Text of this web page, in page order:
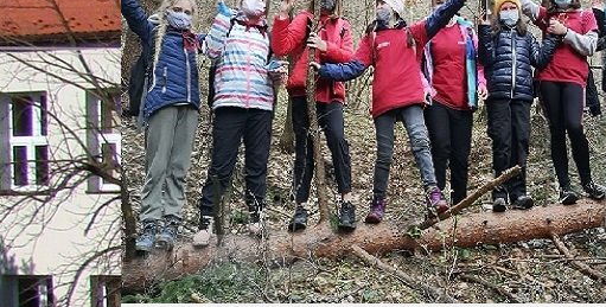
Poprzedni Element
Następny Element
❚❚